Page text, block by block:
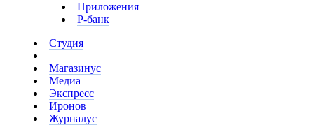
Приложения
Р-банк
Студия
Магазинус
Медиа
Экспресс
Иронов
Журналус